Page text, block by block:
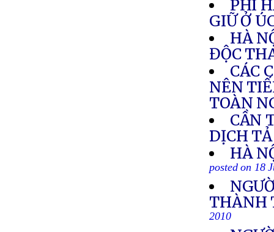
PHI
GIỮ Ở
HÀ
ĐỘC
CÁC
NÊN
TOÀN
CẦN
DỊCH
HÀ
posted on 18
THÀNH
2010